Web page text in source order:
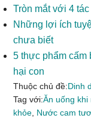
Tròn mắt với 4
Những lợi ích
chưa biết
5 thực phẩm cấm
hại con
Thuộc chủ đề:Dinh
Tag với:Ăn uống khi
khỏe Nước cam